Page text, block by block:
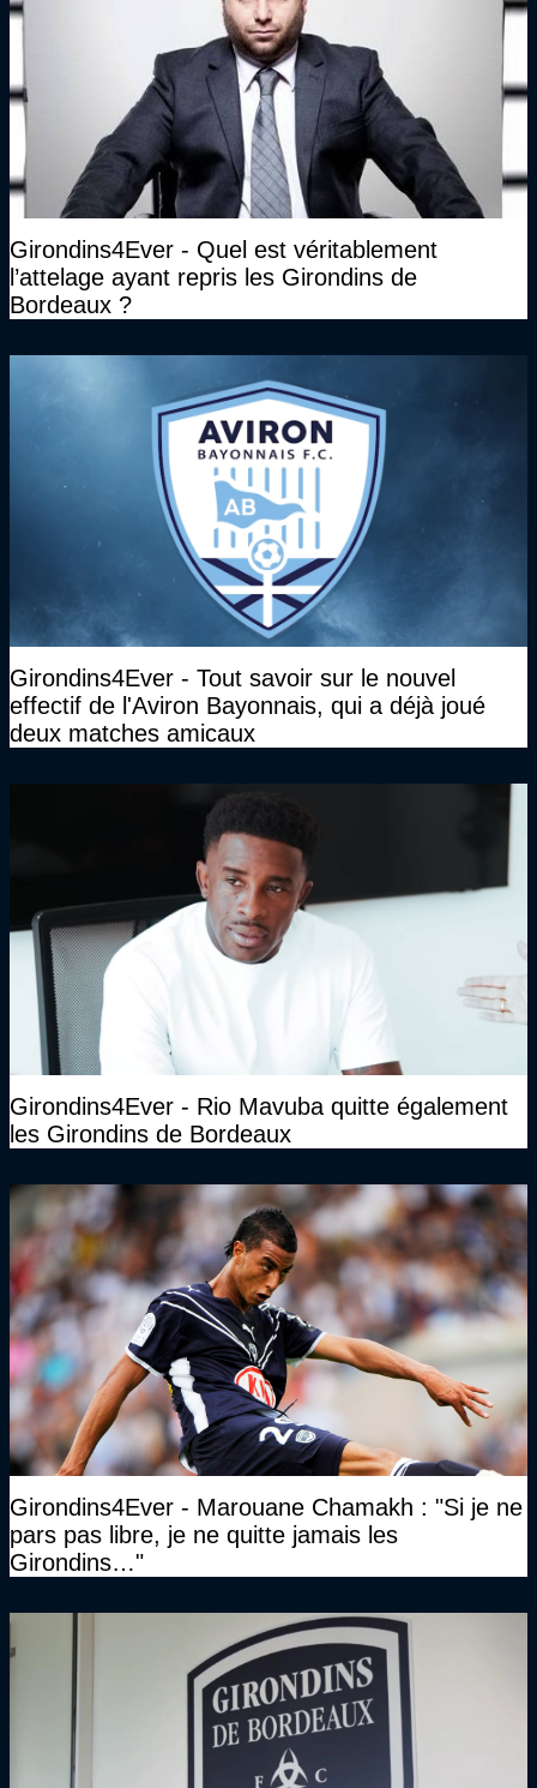
Girondins4Ever - Quel est véritablement
l’attelage ayant repris les Girondins de
Bordeaux ?
Girondins4Ever - Tout savoir sur le nouvel
effectif de l'Aviron Bayonnais, qui a déjà joué
deux matches amicaux
Girondins4Ever - Rio Mavuba quitte également
les Girondins de Bordeaux
Girondins4Ever - Marouane Chamakh : "Si je ne
pars pas libre, je ne quitte jamais les
Girondins…"